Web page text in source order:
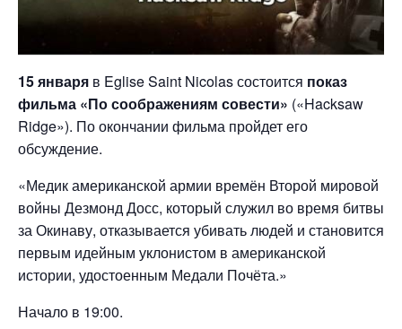
15 января в Eglise Saint Nicolas состоится показ
фильма «По соображениям совести» («Hacksaw
Ridge»). По окончании фильма пройдет его
обсуждение.
«Медик американской армии времён Второй мировой
войны Дезмонд Досс, который служил во время битвы
за Окинаву, отказывается убивать людей и становится
первым идейным уклонистом в американской
истории, удостоенным Медали Почёта.»
Начало в 19:00.